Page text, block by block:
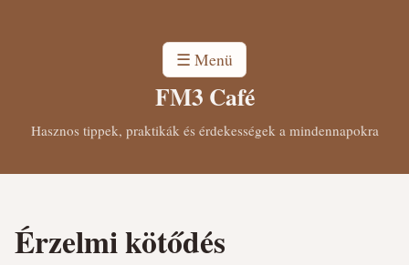
☰ Menü
FM3 Café
Hasznos tippek, praktikák és érdekességek a mindennapokra
Érzelmi kötődés